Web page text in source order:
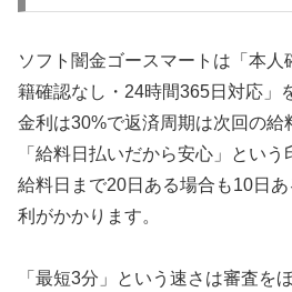
ソフト闇金ゴースマートは「本人
籍確認なし・24時間365日対応」
金利は30%で返済周期は次回の給
「給料日払いだから安心」という
給料日まで20日ある場合も10日
利がかかります。
「最短3分」という速さは審査を